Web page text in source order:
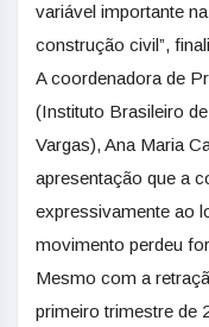
variável importante
construção civil”,
A coordenadora de
(Instituto Brasileiro
Vargas), Ana Maria
apresentação que a
expressivamente ao
movimento perdeu
Mesmo com a
primeiro trimestre de